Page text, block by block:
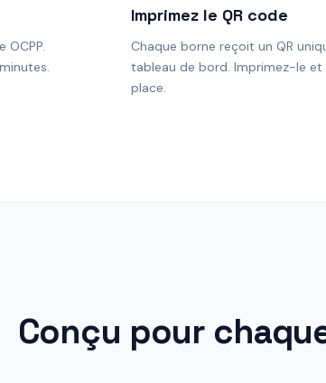
Imprimez le QR code
Chaque borne reçoit un QR
tableau de bord. Imprimez-le
place.
Conçu pour